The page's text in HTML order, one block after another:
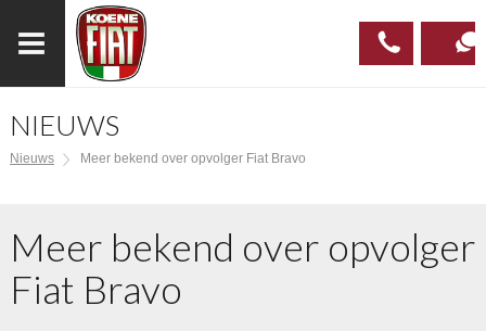
NIEUWS
Nieuws Meer bekend over opvolger Fiat Bravo
Meer bekend over opvolger
Fiat Bravo